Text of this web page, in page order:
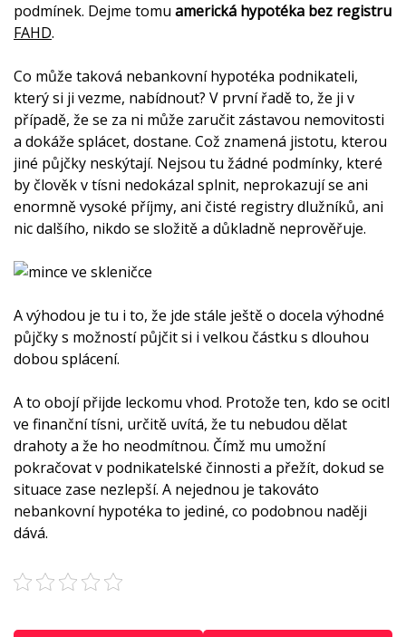
podmínek. Dejme tomu americká hypotéka bez registru
FAHD.
Co může taková nebankovní hypotéka podnikateli,
který si ji vezme, nabídnout? V první řadě to, že ji v
případě, že se za ni může zaručit zástavou nemovitosti
a dokáže splácet, dostane. Což znamená jistotu, kterou
jiné půjčky neskýtají. Nejsou tu žádné podmínky, které
by člověk v tísni nedokázal splnit, neprokazují se ani
enormně vysoké příjmy, ani čisté registry dlužníků, ani
nic dalšího, nikdo se složitě a důkladně neprověřuje.
A výhodou je tu i to, že jde stále ještě o docela výhodné
půjčky s možností půjčit si i velkou částku s dlouhou
dobou splácení.
A to obojí přijde leckomu vhod. Protože ten, kdo se ocitl
ve finanční tísni, určitě uvítá, že tu nebudou dělat
drahoty a že ho neodmítnou. Čímž mu umožní
pokračovat v podnikatelské činnosti a přežít, dokud se
situace zase nezlepší. A nejednou je takováto
nebankovní hypotéka to jediné, co podobnou naději
dává.